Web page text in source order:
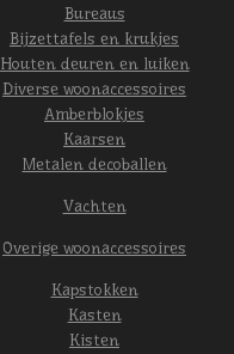
Bureaus
Bijzettafels en krukjes
Houten deuren en luiken
Diverse woonaccessoires
Amberblokjes
Kaarsen
Metalen decoballen
Vachten
Overige woonaccessoires
Kapstokken
Kasten
Kisten